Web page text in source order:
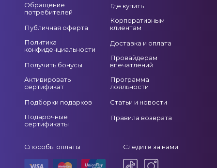
Обращение
потребителей
Публичная оферта
Политика
конфиденциальности
Получить бонусы
Активировать
сертификат
Подборки подарков
Подарочные
сертификаты
Где купить
Корпоративным
клиентам
Доставка и оплата
Провайдерам
впечатлений
Программа
лояльности
Статьи и новости
Правила возврата
Способы оплаты Следите за нами